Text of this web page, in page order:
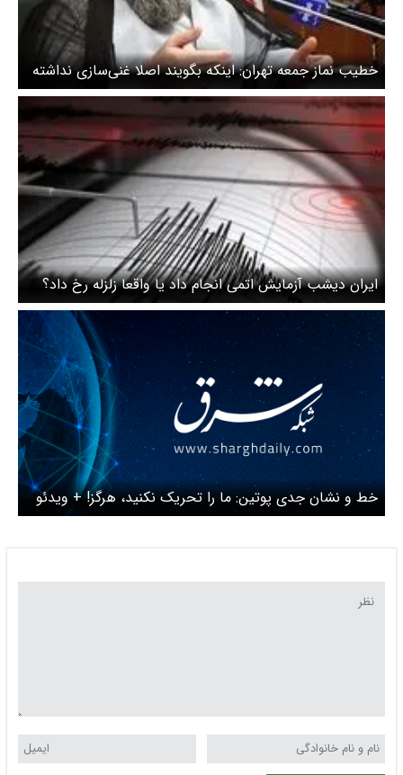
خطیب نماز جمعه تهران: اینکه بگویند اصلا غنی‌سازی نداشته
باشید، زور است و ایران ذلت نمی‌پذیرد
ایران دیشب آزمایش اتمی انجام داد یا واقعا زلزله رخ داد؟
خط و نشان جدی پوتین: ما را تحریک نکنید، هرگز! + ویدئو